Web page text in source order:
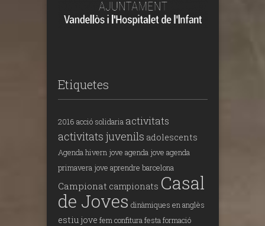
Etiquetes
2016 acció solidaria activitats
activitats juvenils adolescents
Agenda hivern jove agenda jove agenda
primavera jove aprendre barcelona
Campionat campionats Casal
de Joves dinàmiques en anglès
estiu jove fem confitura festa formació